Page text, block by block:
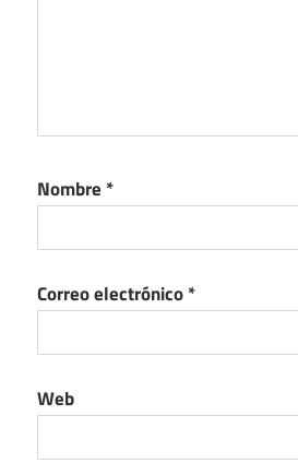
Nombre *
Correo electrónico*
Web